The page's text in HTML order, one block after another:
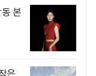
본
은